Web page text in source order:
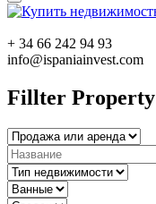
+ 34 66 242 94 93
info@ispaniainvest.com
Fillter Property